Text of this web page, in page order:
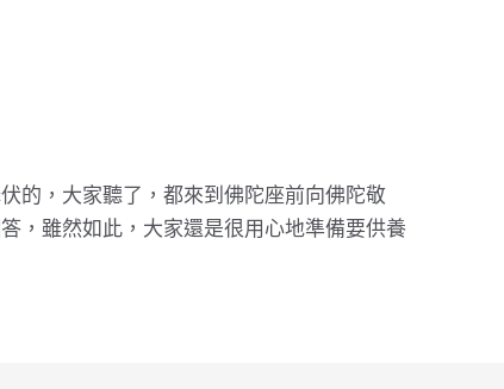
的，大家聽了，都來到佛陀座前向佛陀敬
，雖然如此，大家還是很用心地準備要供養